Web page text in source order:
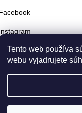
Tento web používa
webu vyjadrujete